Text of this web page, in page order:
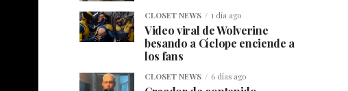
CLOSET NEWS 1 día ago
Video viral de Wolverine
besando a Cíclope enciende a
los fans
CLOSET NEWS 6 días ago